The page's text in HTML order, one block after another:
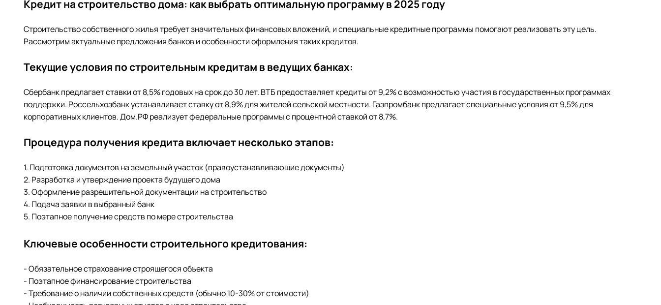
Кредит на строительство дома: как выбрать оптимальную программу в 2025 году
Строительство собственного жилья требует значительных финансовых вложений, и специальные кредитные программы помогают реализовать эту цель.
Рассмотрим актуальные предложения банков и особенности оформления таких кредитов.
Текущие условия по строительным кредитам в ведущих банках:
Сбербанк предлагает ставки от 8,5% годовых на срок до 30 лет. ВТБ предоставляет кредиты от 9,2% с возможностью участия в государственных программах
поддержки. Россельхозбанк устанавливает ставку от 8,9% для жителей сельской местности. Газпромбанк предлагает специальные условия от 9,5% для
корпоративных клиентов. Дом.РФ реализует федеральные программы с процентной ставкой от 8,7%.
Процедура получения кредита включает несколько этапов:
1. Подготовка документов на земельный участок (правоустанавливающие документы)
2. Разработка и утверждение проекта будущего дома
3. Оформление разрешительной документации на строительство
4. Подача заявки в выбранный банк
5. Поэтапное получение средств по мере строительства
Ключевые особенности строительного кредитования:
- Обязательное страхование строящегося объекта
- Поэтапное финансирование строительства
- Требование о наличии собственных средств (обычно 10-30% от стоимости)